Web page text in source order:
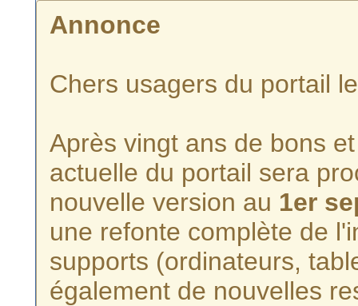
Annonce
Chers usagers du portail
Après vingt ans de bons
actuelle du portail sera
nouvelle version au 1er
une refonte complète de
supports (ordinateurs,
également de nouvelles